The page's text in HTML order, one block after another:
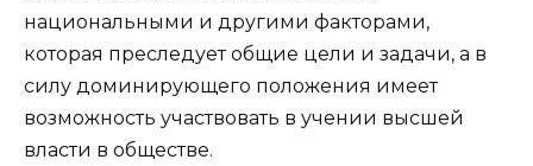
национальными и другими факторами,
которая преследует общие цели и задачи, а в
силу доминирующего положения имеет
возможность участвовать в учении высшей
власти в обществе.